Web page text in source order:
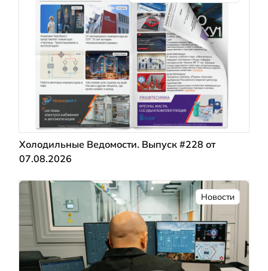
Холодильные Ведомости. Выпуск #228 от
07.08.2026
Новости